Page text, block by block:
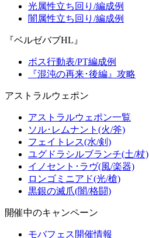
光属性立ち回り/編成例
闇属性立ち回り/編成例
『ベルゼバブHL』
ボス行動表/PT編成例
『混沌の再来･後編』攻略
アストラルウェポン
アストラルウェポン一覧
ソル･レムナント(火/斧)
フェイトレス(水/剣)
ユグドラシルブランチ(土/杖)
イノセント･ラヴ(風/楽器)
ロンゴミニアド(光/槍)
黒銀の滅爪(闇/格闘)
開催中のキャンペーン
モバフェス開催情報